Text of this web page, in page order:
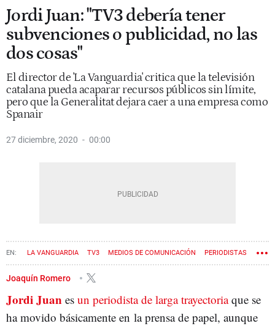
Jordi Juan: "TV3 debería tener
subvenciones o publicidad, no las
dos cosas"
El director de 'La Vanguardia' critica que la televisión
catalana pueda acaparar recursos públicos sin límite,
pero que la Generalitat dejara caer a una empresa como
Spanair
27 diciembre, 2020 00:00
LA VANGUARDIA TV3 MEDIOS DE COMUNICACIÓN PERIODISTAS
Joaquín Romero
Jordi Juan es un periodista de larga trayectoriaque se
ha movido básicamente en la prensa de papel, aunque